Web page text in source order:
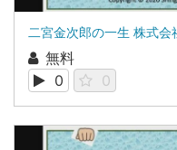
無料
0
0